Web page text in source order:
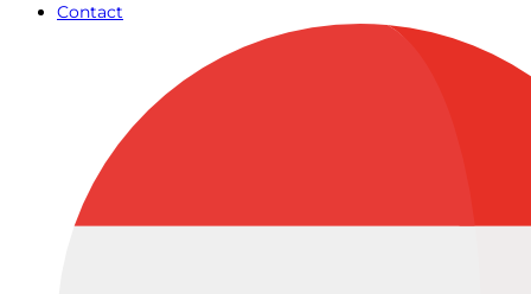
Contact